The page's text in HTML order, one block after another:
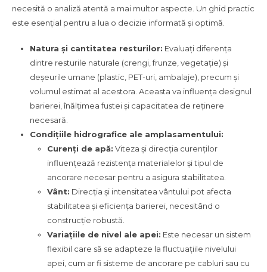
necesită o analiză atentă a mai multor aspecte. Un ghid practic
este esențial pentru a lua o decizie informată și optimă.
Natura și cantitatea resturilor: Evaluați diferența
dintre resturile naturale (crengi, frunze, vegetație) și
deșeurile umane (plastic, PET-uri, ambalaje), precum și
volumul estimat al acestora. Aceasta va influența designul
barierei, înălțimea fustei și capacitatea de reținere
necesară.
Condițiile hidrografice ale amplasamentului:
Curenți de apă: Viteza și direcția curenților
influențează rezistența materialelor și tipul de
ancorare necesar pentru a asigura stabilitatea.
Vânt: Direcția și intensitatea vântului pot afecta
stabilitatea și eficiența barierei, necesitând o
construcție robustă.
Variațiile de nivel ale apei: Este necesar un sistem
flexibil care să se adapteze la fluctuațiile nivelului
apei, cum ar fi sisteme de ancorare pe cabluri sau cu